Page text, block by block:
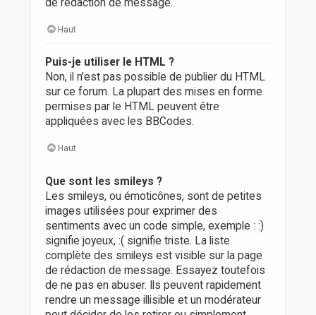
de rédaction de message.
Haut
Puis-je utiliser le HTML ?
Non, il n’est pas possible de publier du HTML
sur ce forum. La plupart des mises en forme
permises par le HTML peuvent être
appliquées avec les BBCodes.
Haut
Que sont les smileys ?
Les smileys, ou émoticônes, sont de petites
images utilisées pour exprimer des
sentiments avec un code simple, exemple : :)
signifie joyeux, :( signifie triste. La liste
complète des smileys est visible sur la page
de rédaction de message. Essayez toutefois
de ne pas en abuser. Ils peuvent rapidement
rendre un message illisible et un modérateur